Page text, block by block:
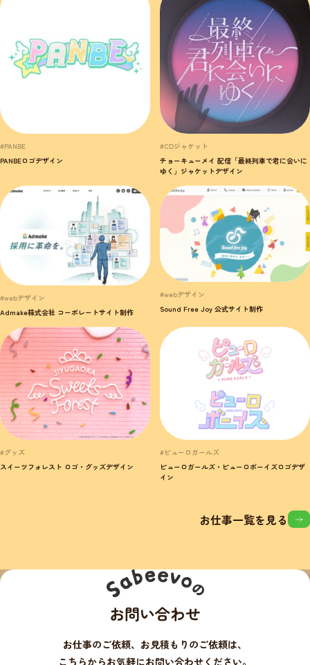
#PANBE
PANBEロゴデザイン
#CDジャケット
チョーキューメイ 配信「最終列車で君に会いに
ゆく」ジャケットデザイン
#webデザイン
Admake株式会社 コーポレートサイト制作
#webデザイン
Sound Free Joy 公式サイト制作
#グッズ
スイーツフォレスト ロゴ・グッズデザイン
#ピューロガールズ
ピューロガールズ・ピューロボーイズロゴデザ
イン
お仕事一覧を見る
お問い合わせ
お仕事のご依頼、お見積もりのご依頼は、
こちらからお気軽にお問い合わせください。